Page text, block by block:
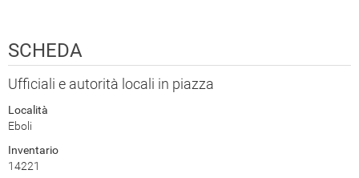
SCHEDA
Ufficiali e autorità locali in piazza
Località
Eboli
Inventario
14221